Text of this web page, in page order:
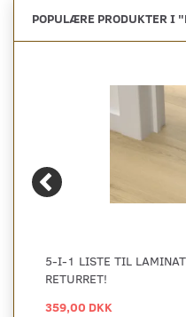
POPULÆRE PRODUKTER I "
5-I-1 LISTE TIL
RETURRET!
359,00 DKK